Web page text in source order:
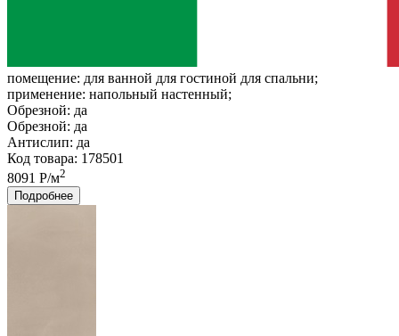
помещение: для ванной для гостиной для спальни;
применение: напольный настенный;
Обрезной: да
Обрезной: да
Антислип: да
Код товара: 178501
8091 Р/м2
Подробнее